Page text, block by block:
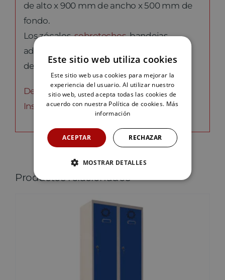
de alto x 900 mm de ancho x 500 mm de
fondo.
Los zócalos,sobretechos, bandejas
adicionales y laterales embellecedores
debe colocarlos el cliente.
Descargar ficha técnica.
Instrucciones de montaje.
Productos relacionados
Este sitio web utiliza cookies
Este sitio web usa cookies para mejorar la
experiencia del usuario. Al utilizar nuestro
sitio web, usted acepta todas las cookies de
acuerdo con nuestra Política de cookies. Más
información
ACEPTAR RECHAZAR
MOSTRAR DETALLES